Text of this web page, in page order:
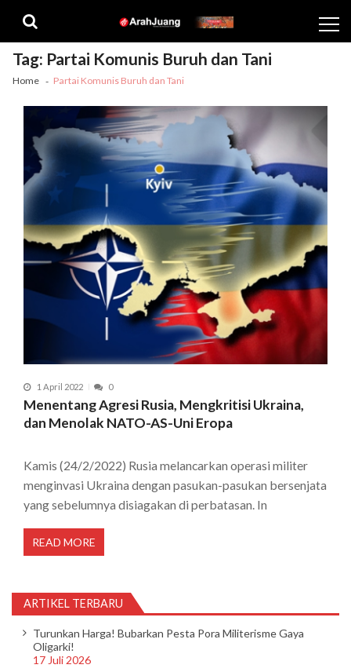
navigation
content
Tag: Partai Komunis Buruh dan Tani
Home Partai Komunis Buruh dan Tani
1 April 2022 0
Menentang Agresi Rusia, Mengkritisi Ukraina,
dan Menolak NATO-AS-Uni Eropa
Kamis (24/2/2022) Rusia melancarkan operasi militer
menginvasi Ukraina dengan pasukan-pasukan bersenjata
yang sebelumnya disiagakan di perbatasan. In
READ MORE
ARTIKEL TERBARU
Turunkan Harga! Bubarkan Pesta Pora Militerisme Gaya
Oligarki!
17 Juli 2026